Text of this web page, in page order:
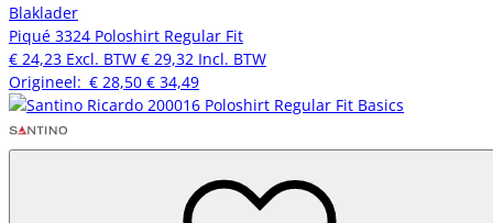
Blaklader
Piqué 3324 Poloshirt Regular Fit
€ 24,23 Excl. BTW € 29,32 Incl. BTW
Origineel: € 28,50 € 34,49